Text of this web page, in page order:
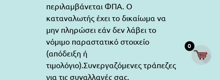
περιλαμβάνεται ΦΠΑ. Ο
καταναλωτής έχει το δικαίωμα να
μην πληρώσει εάν δεν λάβει το
νόμιμο παραστατικό στοιχείο
(απόδειξη ή
τιμολόγιο).Συνεργαζόμενες τράπεζες
για τις συναλλαγές σας.
0